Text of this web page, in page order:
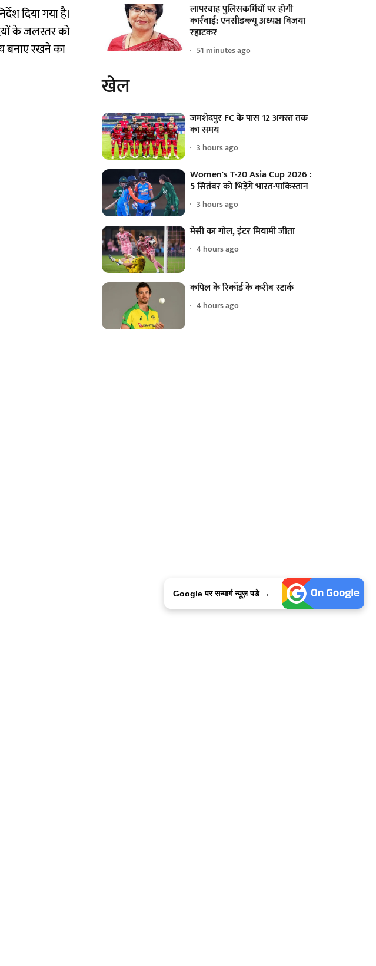
दिया गया है।
के जलस्तर को
बनाए रखने का
लापरवाह पुलिसकर्मियों पर होगी
कार्रवाई: एनसीडब्ल्यू अध्यक्ष विजया
रहाटकर
51 minutes ago
खेल
जमशेदपुर FC के पास 12 अगस्त तक
का समय
3 hours ago
Women's T-20 Asia Cup 2026 :
5 सितंबर को भिड़ेंगे भारत-पाकिस्तान
3 hours ago
मेसी का गोल, इंटर मियामी जीता
4 hours ago
कपिल के रिकॉर्ड के करीब स्टार्क
4 hours ago
Google पर सन्मार्ग न्यूज़ पडे →